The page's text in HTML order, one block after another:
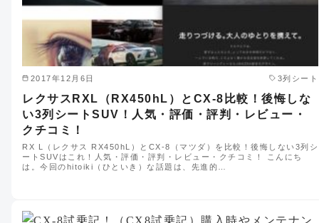
2017年12月6日 3列シート
レクサスRXL（RX450hL）とCX-8比較！後悔しな
い3列シートSUV！人気・評価・評判・レビュー・
クチコミ！
RX L（レクサス RX450hL）とCX-8（マツダ）を比較！後悔しない3列シ
ートSUVはこれ！人気・評価・評判・レビュー・クチコミ！ こんにち
は。今回のhitoiki（ひといき）な話題は、先進的…